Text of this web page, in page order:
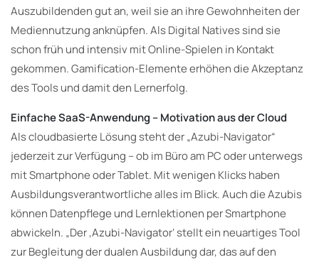
Auszubildenden gut an, weil sie an ihre Gewohnheiten der
Mediennutzung anknüpfen. Als Digital Natives sind sie
schon früh und intensiv mit Online-Spielen in Kontakt
gekommen. Gamification-Elemente erhöhen die Akzeptanz
des Tools und damit den Lernerfolg.
Einfache SaaS-Anwendung – Motivation aus der Cloud
Als cloudbasierte Lösung steht der „Azubi-Navigator“
jederzeit zur Verfügung – ob im Büro am PC oder unterwegs
mit Smartphone oder Tablet. Mit wenigen Klicks haben
Ausbildungsverantwortliche alles im Blick. Auch die Azubis
können Datenpflege und Lernlektionen per Smartphone
abwickeln. „Der ‚Azubi-Navigator‘ stellt ein neuartiges Tool
zur Begleitung der dualen Ausbildung dar, das auf den